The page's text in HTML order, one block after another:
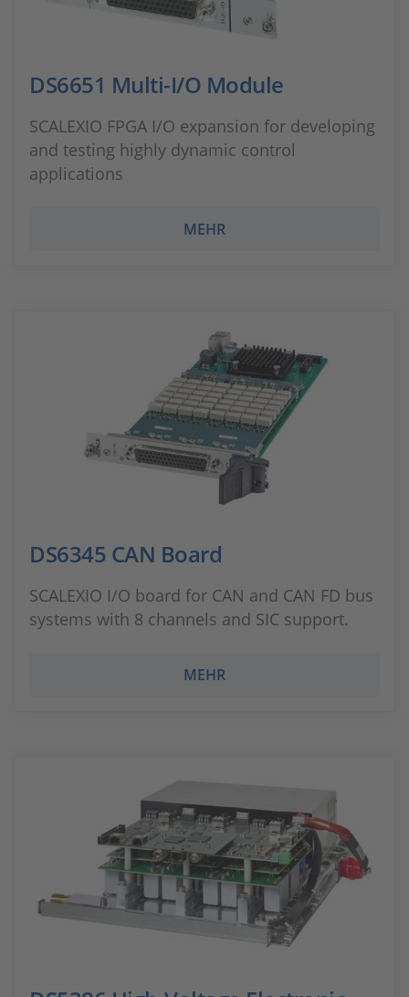
DS6651 Multi-I/O Module
SCALEXIO FPGA I/O expansion for developing
and testing highly dynamic control
applications
MEHR
DS6345 CAN Board
SCALEXIO I/O board for CAN and CAN FD bus
systems with 8 channels and SIC support.
MEHR